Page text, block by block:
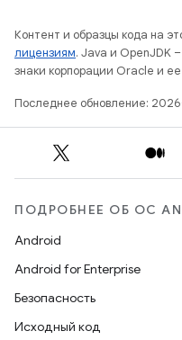
Контент и образцы кода на
лицензиям. Java и OpenJDK
знаки корпорации Oracle и
Последнее обновление:
ПОДРОБНЕЕ ОБ ОС
Android
Android for Enterprise
Безопасность
Исходный код